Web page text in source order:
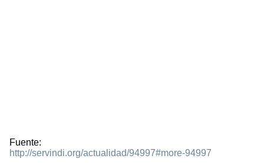
Fuente:
http://servindi.org/actualidad/94997#more-94997